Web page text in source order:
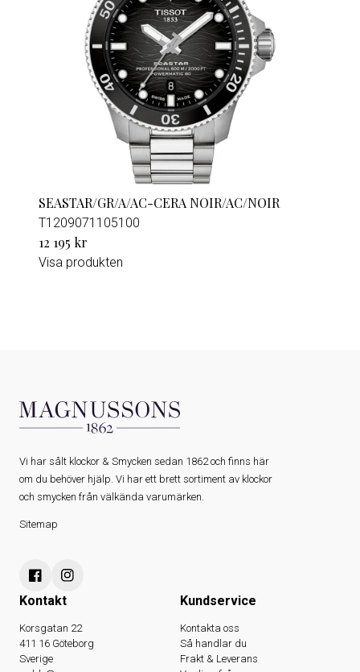
SEASTAR/GR/A/AC-CERA NOIR/AC/NOIR
T1209071105100
12 195 kr
Visa produkten
Vi har sålt klockor & Smycken sedan 1862 och finns här
om du behöver hjälp. Vi har ett brett sortiment av klockor
och smycken från välkända varumärken.
Sitemap
Kontakt
Korsgatan 22
411 16 Göteborg
Sverige
Kundservice
Kontakta oss
Så handlar du
Frakt & Leverans